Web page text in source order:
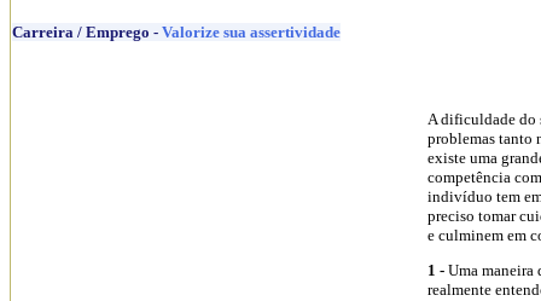
Carreira / Emprego - Valorize sua assertividade
A dificuldade do
problemas tanto
existe uma
competência
indivíduo tem
preciso tomar
e culminem em
1 - Uma maneira
realmente